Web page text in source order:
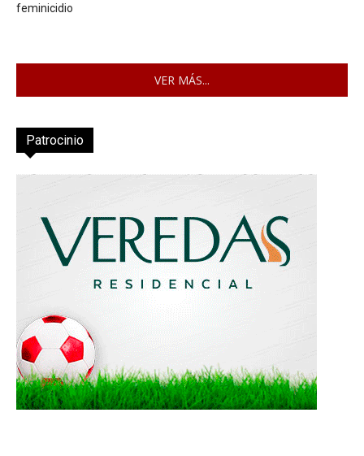
feminicidio
VER MÁS...
Patrocinio